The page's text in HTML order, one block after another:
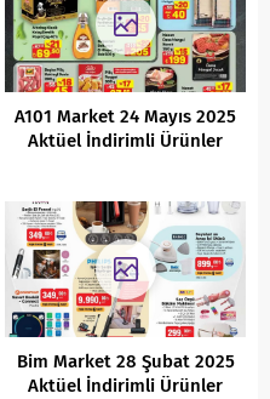
A101 Market 24 Mayıs 2025
Aktüel İndirimli Ürünler
Bim Market 28 Şubat 2025
Aktüel İndirimli Ürünler